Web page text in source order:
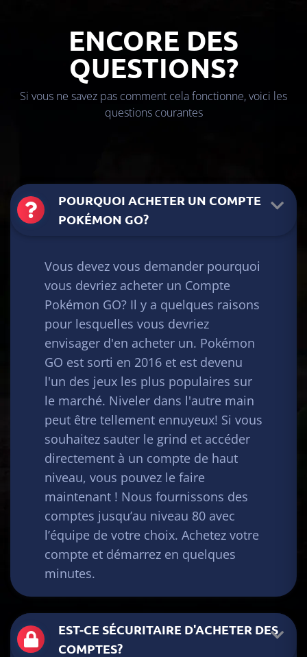
ENCORE DES
QUESTIONS?
Si vous ne savez pas comment cela fonctionne, voici les
questions courantes
POURQUOI ACHETER UN COMPTE
POKÉMON GO?
Vous devez vous demander pourquoi
vous devriez acheter un Compte
Pokémon GO? Il y a quelques raisons
pour lesquelles vous devriez
envisager d'en acheter un. Pokémon
GO est sorti en 2016 et est devenu
l'un des jeux les plus populaires sur
le marché. Niveler dans l'autre main
peut être tellement ennuyeux! Si vous
souhaitez sauter le grind et accéder
directement à un compte de haut
niveau, vous pouvez le faire
maintenant ! Nous fournissons des
comptes jusqu’au niveau 80 avec
l’équipe de votre choix. Achetez votre
compte et démarrez en quelques
minutes.
EST-CE SÉCURITAIRE D'ACHETER DES
COMPTES?